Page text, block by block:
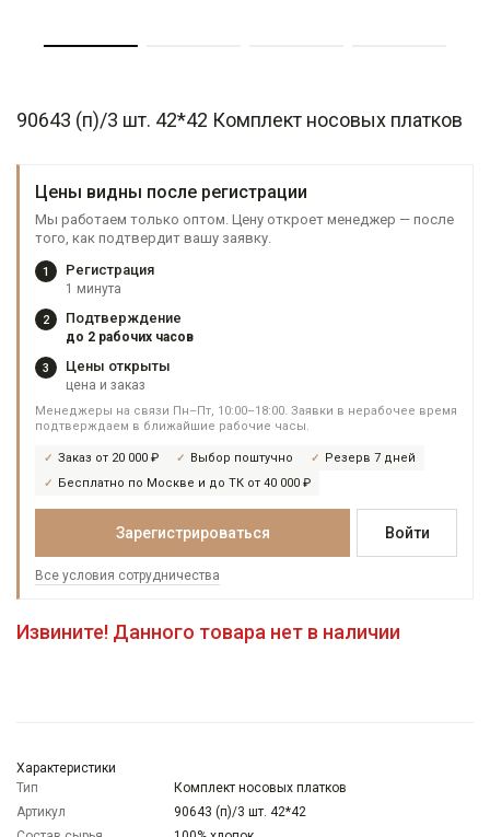
90643 (п)/3 шт. 42*42 Комплект носовых платков
Цены видны после регистрации
Мы работаем только оптом. Цену откроет менеджер — после
того, как подтвердит вашу заявку.
1 Регистрация
1 минута
2 Подтверждение
до 2 рабочих часов
3 Цены открыты
цена и заказ
Менеджеры на связи Пн–Пт, 10:00–18:00. Заявки в нерабочее время
подтверждаем в ближайшие рабочие часы.
Заказ от 20 000 ₽ Выбор поштучно
Резерв 7 дней
Бесплатно по Москве и до ТК от 40 000 ₽
Зарегистрироваться Войти
Все условия сотрудничества
Извините! Данного товара нет в наличии
Характеристики
Тип
Комплект носовых платков
Артикул
90643 (п)/3 шт. 42*42